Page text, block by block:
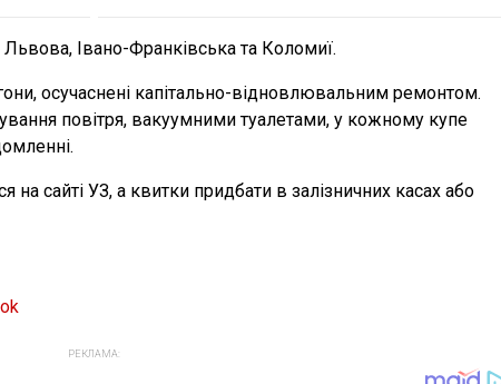
Івано-Франківська та Коломиї.
осучаснені капітально-відновлювальним ремонтом.
повітря, вакуумними туалетами, у кожному купе
сайті УЗ, а квитки придбати в залізничних касах або
РЕКЛАМА: